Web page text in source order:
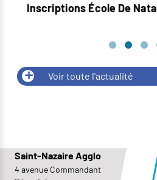
Inscriptions École De
Voir toute l'actualité
Saint-Nazaire Agglo
4 avenue Commandant